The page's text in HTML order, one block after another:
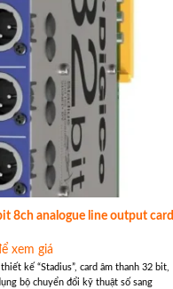
8ch analogue line output card
xem giá
kế “Stadius”, card âm thanh 32 bit,
bộ chuyển đổi kỹ thuật số sang